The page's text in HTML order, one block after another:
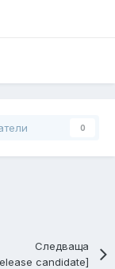
0
Следваща
candidate]